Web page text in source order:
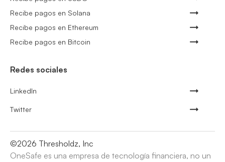
Recibe pagos en Solana
Recibe pagos en Ethereum
Recibe pagos en Bitcoin
Redes sociales
LinkedIn
Twitter
©2026 Thresholdz, Inc
OneSafe es una empresa de tecnología financiera, no un